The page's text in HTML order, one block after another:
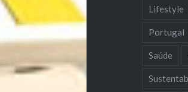
Lifestyle
Portugal
Saúde